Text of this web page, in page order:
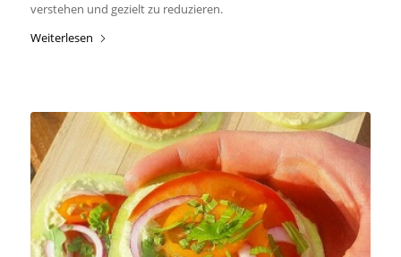
verstehen und gezielt zu reduzieren.
Weiterlesen